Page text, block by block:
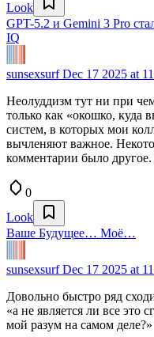
Look
GPT-5.2 и Gemini 3 Pro
IQ
sunsexsurfDec 17 2025 at
Неолуддизм тут ни при
только как «окошко, куда
систем, в которых мои
вычленяют важное.
комментарии было
0
Look
Ваше Будущее… Моё…
sunsexsurfDec 17 2025 at
Довольно быстро ряд
«а не является ли все
мой разум на самом